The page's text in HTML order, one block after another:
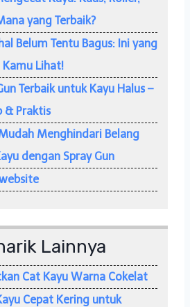
yang Terbaik?
Belum Tentu Bagus: Ini yang
Kamu Lihat!
Terbaik untuk Kayu Halus –
& Praktis
Menghindari Belang
dengan Spray Gun
Lainnya
Cat Kayu Warna Cokelat
Cepat Kering untuk